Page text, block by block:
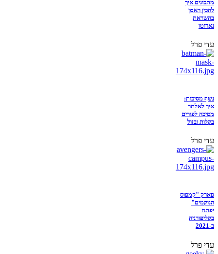
מתכונים איך
להכין ראמן
בהשראת
נארוטו
עדי פרל
נשף מסיכות:
איך לאלתר
מסיכה לפורים
בקלות ובזול
עדי פרל
פארק "קמפוס
הנוקמים"
יפתח
בקליפורניה
ב-2021
עדי פרל